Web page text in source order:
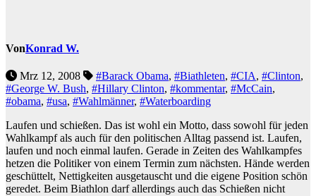
VonKonrad W.
Mrz 12, 2008 #Barack Obama, #Biathleten, #CIA, #Clinton,
#George W. Bush, #Hillary Clinton, #kommentar, #McCain,
#obama, #usa, #Wahlmänner, #Waterboarding
Laufen und schießen. Das ist wohl ein Motto, dass sowohl für jeden
Wahlkampf als auch für den politischen Alltag passend ist. Laufen,
laufen und noch einmal laufen. Gerade in Zeiten des Wahlkampfes
hetzen die Politiker von einem Termin zum nächsten. Hände werden
geschüttelt, Nettigkeiten ausgetauscht und die eigene Position schön
geredet. Beim Biathlon darf allerdings auch das Schießen nicht